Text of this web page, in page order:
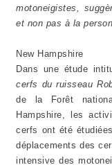
motoneigistes,
et non pas à la
New Hampshire
Dans une étude
cerfs du ruisseau
de la Forêt
Hampshire, les
cerfs ont été
déplacements des
intensive des